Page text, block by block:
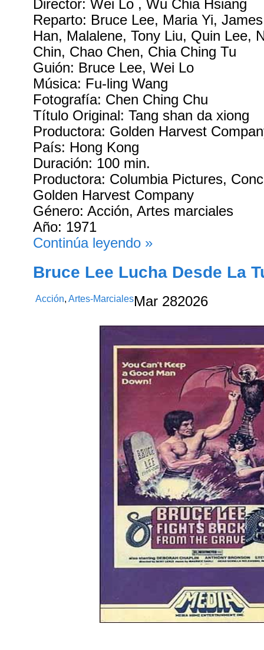
Director: Wei Lo , Wu Chia Hsiang
Reparto: Bruce Lee, Maria Yi,
Han, Malalene, Tony Liu, Quin Lee,
Chin, Chao Chen, Chia Ching Tu
Guión: Bruce Lee, Wei Lo
Música: Fu-ling Wang
Fotografía: Chen Ching Chu
Título Original: Tang shan da xiong
Productora: Golden Harvest
País: Hong Kong
Duración: 100 min.
Productora: Columbia Pictures,
Golden Harvest Company
Género: Acción, Artes marciales
Año: 1971
Continúa leyendo »
Bruce Lee Lucha Desde La
Acción,Artes-Marciales Mar 282026